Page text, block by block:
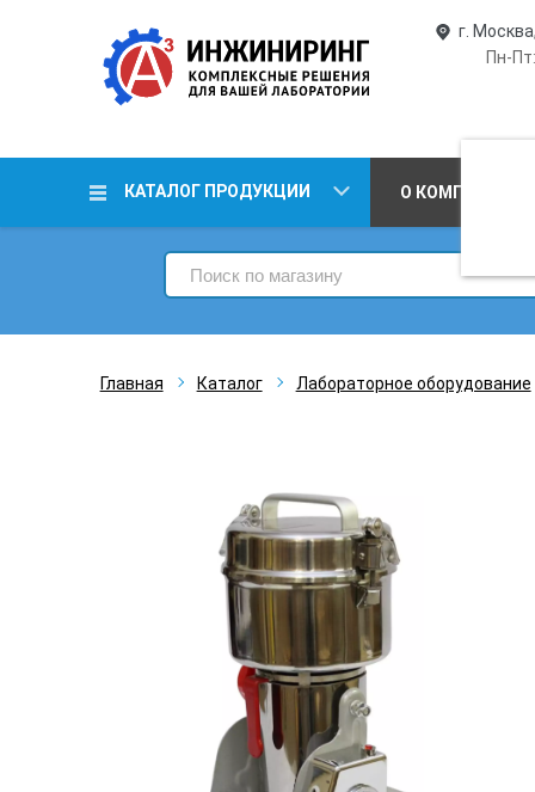
г.
Пн-
КАТАЛОГ ПРОДУКЦИИ О КОМПАНИИ
Главная Каталог Лабораторное оборудование